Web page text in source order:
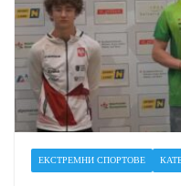
ЕКСТРЕМНИ СПОРТОВЕ